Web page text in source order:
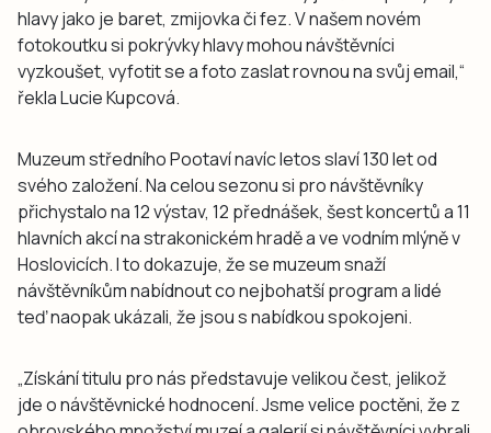
hlavy jako je baret, zmijovka či fez. V našem novém
fotokoutku si pokrývky hlavy mohou návštěvníci
vyzkoušet, vyfotit se a foto zaslat rovnou na svůj email,“
řekla Lucie Kupcová.
Muzeum středního Pootaví navíc letos slaví 130 let od
svého založení. Na celou sezonu si pro návštěvníky
přichystalo na 12 výstav, 12 přednášek, šest koncertů a 11
hlavních akcí na strakonickém hradě a ve vodním mlýně v
Hoslovicích. I to dokazuje, že se muzeum snaží
návštěvníkům nabídnout co nejbohatší program a lidé
teď naopak ukázali, že jsou s nabídkou spokojeni.
„Získání titulu pro nás představuje velikou čest, jelikož
jde o návštěvnické hodnocení. Jsme velice poctěni, že z